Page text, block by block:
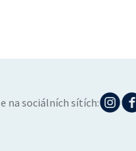
na sociálních sítích: